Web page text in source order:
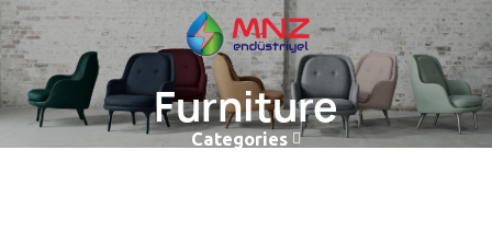
Furniture
Categories